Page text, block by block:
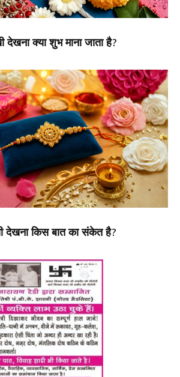
देखना क्या शुभ माना जाता है?
देखना किस बात का संकेत है?